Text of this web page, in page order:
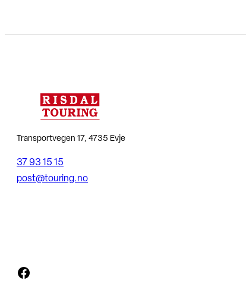
Transportvegen 17, 4735 Evje
37 93 15 15
post@touring.no
Facebook